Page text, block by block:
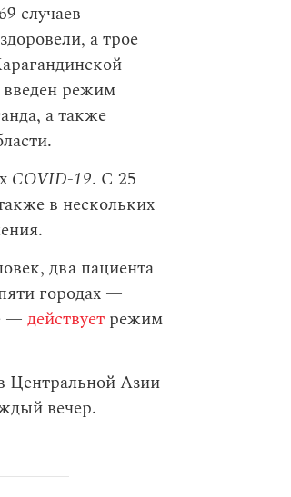
случаев
а трое
введен режим
а также
COVID-19. С 25
в нескольких
два пациента
городах —
— действует режим
Центральной Азии
вечер.